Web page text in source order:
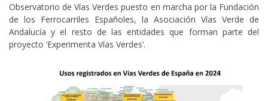
Observatorio de Vías Verdes puesto en marcha por la Fundación
de los Ferrocarriles Españoles, la Asociación Vías Verde de
Andalucía y el resto de las entidades que forman parte del
proyecto ‘Experimenta Vías Verdes’.